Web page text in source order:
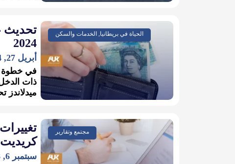
الحياة في بريطانيا, الخدمات والسكن
تحديث
2024
أبريل 27, 2024
في خطوة
ذات
ميدلاندز
مجتمع وتقارير
كريديت
سبتمبر 6, 2023